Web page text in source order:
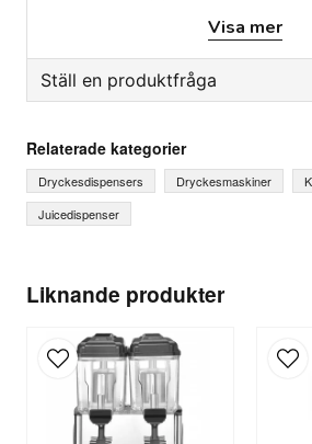
Liknande produkter
Material: 18/8 rostfritt stål, PC-plast
Visa mer
Ställ en produktfråga
Fråga oss något om denna
E-postadress
Relaterade kategorier
Dryckesdispensers Dryckesmaskiner
Juicedispenser